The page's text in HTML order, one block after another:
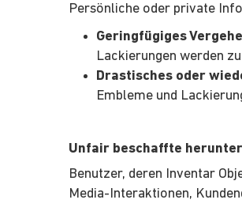
Persönliche oder private
Geringfügiges
Lackierungen werden
Drastisches oder
Embleme und
Unfair beschaffte
Benutzer, deren Inventar
Media-Interaktionen,